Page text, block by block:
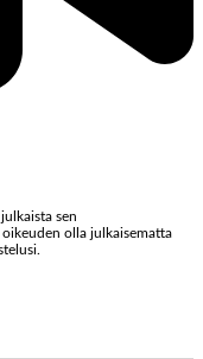
sen
olla julkaisematta